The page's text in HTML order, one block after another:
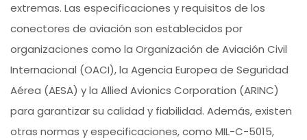
extremas. Las especificaciones y requisitos de los
conectores de aviación son establecidos por
organizaciones como la Organización de Aviación Civil
Internacional (OACI), la Agencia Europea de Seguridad
Aérea (AESA) y la Allied Avionics Corporation (ARINC)
para garantizar su calidad y fiabilidad. Además, existen
otras normas y especificaciones, como MIL-C-5015,